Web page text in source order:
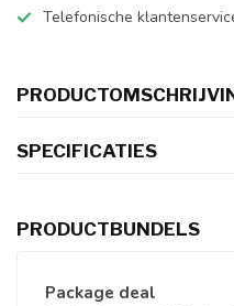
Telefonische
SPECIFICATIES
PRODUCTBUNDELS
Package deal